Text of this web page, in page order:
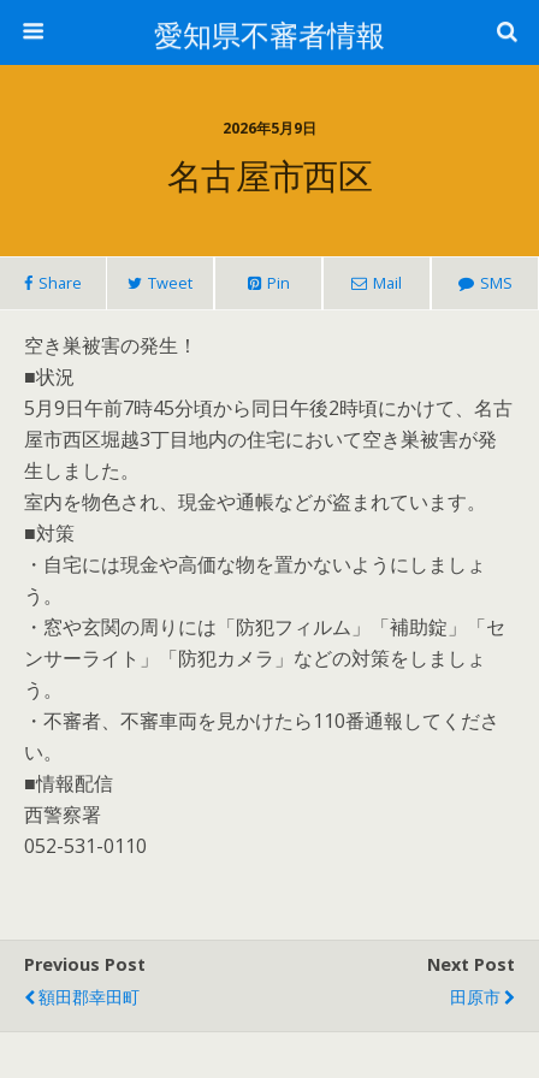
愛知県不審者情報
2026年5月9日
名古屋市西区
Share Tweet Pin Mail SMS
空き巣被害の発生！
■状況
5月9日午前7時45分頃から同日午後2時頃にかけて、名古
屋市西区堀越3丁目地内の住宅において空き巣被害が発
生しました。
室内を物色され、現金や通帳などが盗まれています。
■対策
・自宅には現金や高価な物を置かないようにしましょ
う。
・窓や玄関の周りには「防犯フィルム」「補助錠」「セ
ンサーライト」「防犯カメラ」などの対策をしましょ
う。
・不審者、不審車両を見かけたら110番通報してくださ
い。
■情報配信
西警察署
052-531-0110
Previous Post
額田郡幸田町
Next Post
田原市